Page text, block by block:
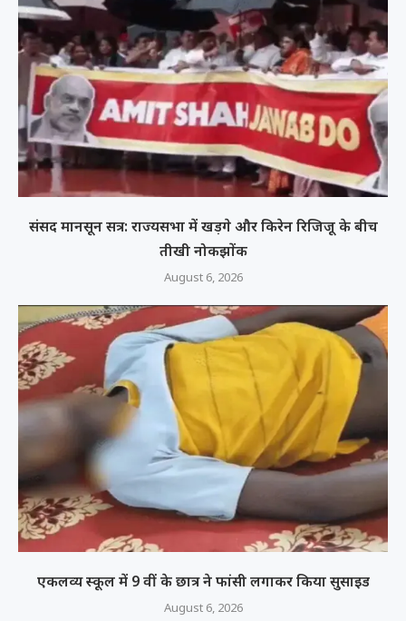
संसद मानसून सत्र: राज्यसभा में खड़गे और किरेन रिजिजू के बीच
तीखी नोकझोंक
August 6, 2026
एकलव्य स्कूल में 9 वीं के छात्र ने फांसी लगाकर किया सुसाइड
August 6, 2026